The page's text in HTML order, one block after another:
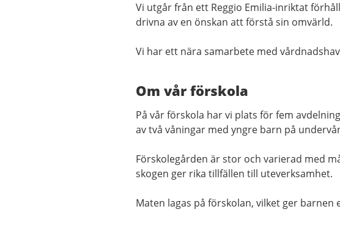
Vi utgår från ett Reggio Emilia-inriktat
drivna av en önskan att förstå sin omvärld.
Vi har ett nära samarbete med
Om vår förskola
På vår förskola har vi plats för fem
av två våningar med yngre barn på
Förskolegården är stor och varierad med
skogen ger rika tillfällen till uteverksamhet.
Maten lagas på förskolan, vilket ger